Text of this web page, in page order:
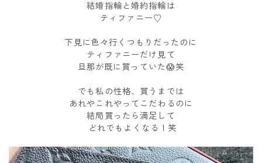
結婚指輪と婚約指輪は
ティファニー♡
下見に色々行くつもりだったのに
ティファニーだけ見て
旦那が既に買っていた😱笑
でも私の性格、買うまでは
あれやこれやってこだわるのに
結局買ったら満足して
どれでもよくなる！笑